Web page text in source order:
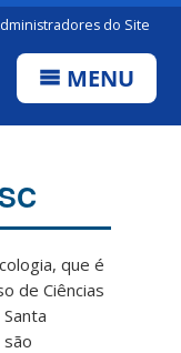
do Site
MENU
que é
de Ciências